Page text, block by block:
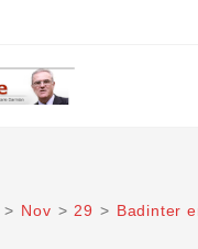
> Nov > 29 > Badinter